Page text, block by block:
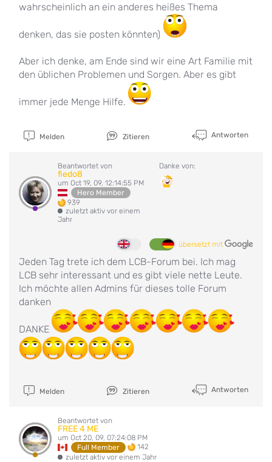
wahrscheinlich an ein anderes heißes Thema
denken, das sie posten könnten)
Aber ich denke, am Ende sind wir eine Art Familie mit
den üblichen Problemen und Sorgen. Aber es gibt
immer jede Menge Hilfe.
Melden Zitieren Antworten
Beantwortet von
fiedo8
um Oct 19, 09, 12:14:55 PM
Hero Member
939
zuletzt aktiv vor einem
Jahr
Danke von:
übersetzt mit
Jeden Tag trete ich dem LCB-Forum bei. Ich mag
LCB sehr interessant und es gibt viele nette Leute.
Ich möchte allen Admins für dieses tolle Forum
danken
DANKE
Melden Zitieren Antworten
Beantwortet von
FREE 4 ME
um Oct 20, 09, 07:24:08 PM
Full Member
142
zuletzt aktiv vor einem Jahr